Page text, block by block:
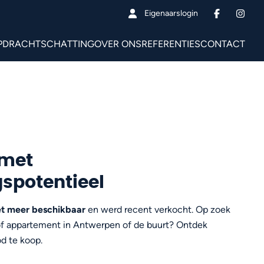
Eigenaarslogin
SCHATTINGOVER ONSREFERENTIESCONTACT
meer beschikbaar en werd recent verkocht. Op zoek
appartement in Antwerpen of de buurt? Ontdek
te koop.